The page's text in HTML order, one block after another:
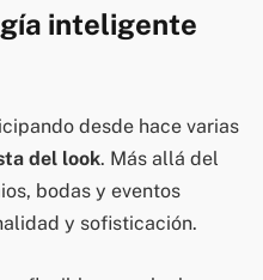
inteligente
desde hace varias
del look. Más allá del
bodas y eventos
y sofisticación.